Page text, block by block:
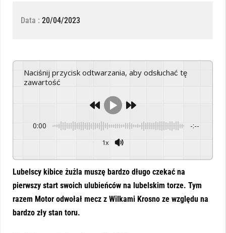
Data : 20/04/2023
Naciśnij przycisk odtwarzania, aby odsłuchać tę
zawartość
0:00 -:--
1x
Lubelscy kibice żużla muszę bardzo długo czekać na
pierwszy start swoich ulubieńców na lubelskim torze. Tym
razem Motor odwołał mecz z Wilkami Krosno ze względu na
bardzo zły stan toru.